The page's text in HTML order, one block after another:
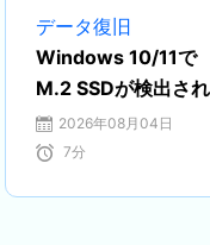
Harumoeは
ク・パーテ
クアップ・
成を担当し
で彼女は少
仕事や記事
ニメ漫画マ
をいじるこ
データ復旧
Windows 10/11で
M.2 SSDが検出され
い時の対処方法
（BIOS/ディスク管
2026年08月04日
7分